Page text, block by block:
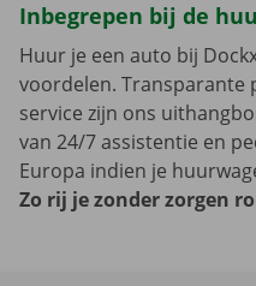
Inbegrepen bij de
Huur je een auto bij
voordelen. Transparante
service zijn ons
van 24/7 assistentie en
Europa indien je
Zo rij je zonder zorgen